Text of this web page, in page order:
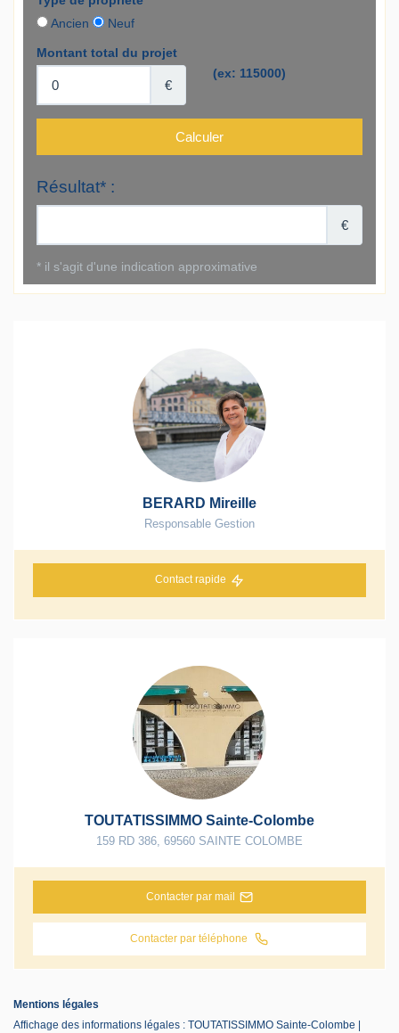
BERARD Mireille
Responsable Gestion
Contact rapide
TOUTATISSIMMO Sainte-Colombe
159 RD 386 69560 SAINTE COLOMBE
Contacter par mail
Contacter par téléphone
Mentions légales
Affichage des informations légales : TOUTATISSIMMO Sainte-Colombe |